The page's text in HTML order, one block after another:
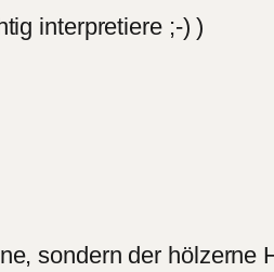
interpretiere ;-) )
sondern der hölzerne